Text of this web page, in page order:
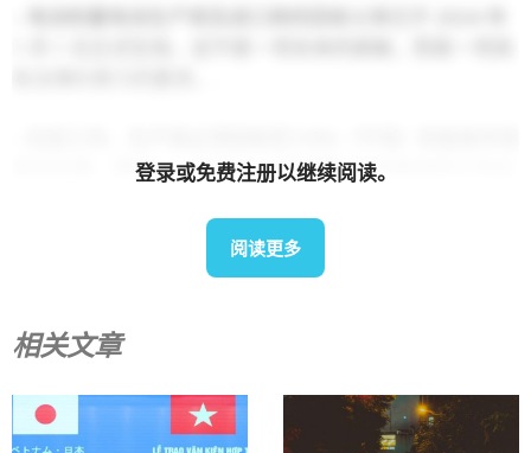
电池总量。例如，一家在2024年销售1万吨电池的公司必
– 回收过程必须达到最低材料回收率，即处理的总废物量
VinES – 迈向闭环供应链的开创性举措
登录或免费注册以继续阅读。
阅读更多
相关文章